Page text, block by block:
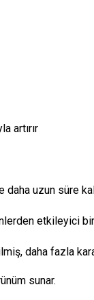
artırır
uzun süre
etkileyici bir
daha fazla
sunar.